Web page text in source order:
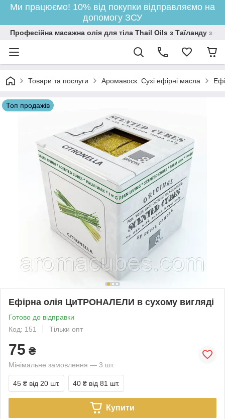
Ми працюємо! 10% від покупки відправляємо на
допомогу ЗСУ
Професійна масажна олія для тіла Thail Oils з Таїланду з
Товари та послуги Аромавоск. Сухі ефірні масла
Топ продажів
Ефірна олія ЦиТРОНАЛЕЛИ в сухому вигляді
Готово до відправки
Код: 151
Тільки опт
75 ₴
Мінімальне замовлення — 3 шт.
45 ₴ від 20 шт. 40 ₴ від 81 шт.
Купити